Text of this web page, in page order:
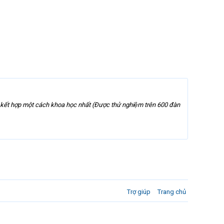
hợp một cách khoa học nhất (Được thử nghiệm trên 600 đàn
Trợ giúp Trang chủ